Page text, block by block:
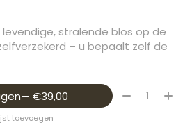
levendige, stralende blos op de
– u bepaalt zelf de
— €39,00 Aantal:
toevoegen